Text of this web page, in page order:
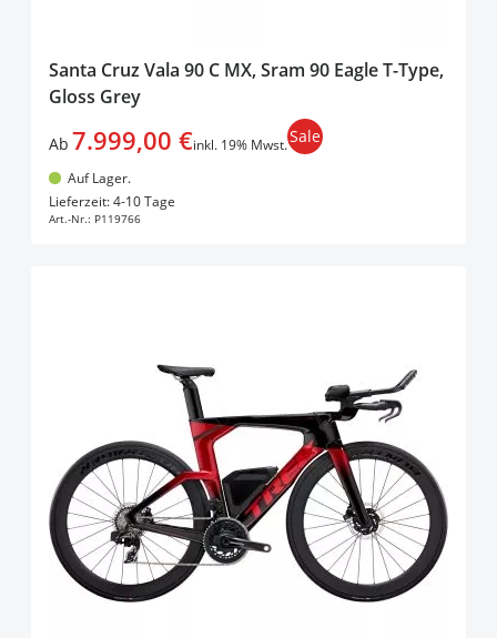
Santa Cruz Vala 90 C MX, Sram 90 Eagle T-Type,
Gloss Grey
Ab 7.999,00 €inkl. 19% Mwst.Sale
Auf Lager.
Lieferzeit: 4-10 Tage
Art.-Nr.: P119766